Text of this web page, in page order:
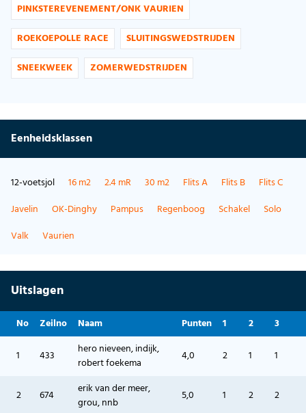
PINKSTEREVENEMENT/ONK VAURIEN
ROEKOEPOLLE RACE
SLUITINGSWEDSTRIJDEN
SNEEKWEEK
ZOMERWEDSTRIJDEN
Eenheidsklassen
12-voetsjol 16 m2 2.4 mR 30 m2 Flits A Flits B
Flits C
Javelin
OK-Dinghy Pampus Regenboog Schakel
Solo
Valk
Vaurien
Uitslagen
No Zeilno Naam Punten 1 2 3
1 433
hero nieveen, indijk,
robert foekema
4,0 2 1 1
2 674
erik van der meer,
grou, nnb
5,0 1 2 2